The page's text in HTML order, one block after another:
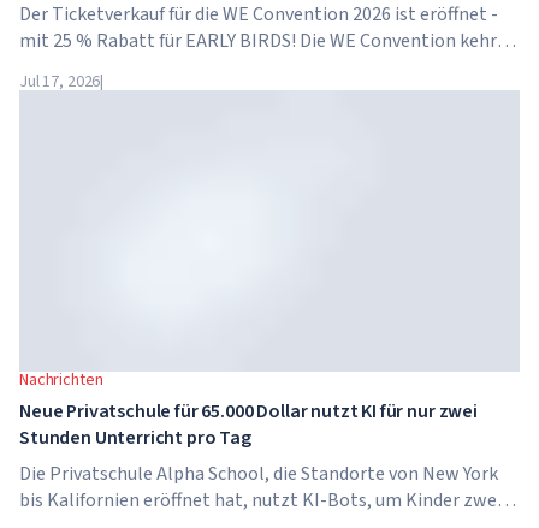
Der Ticketverkauf für die WE Convention 2026 ist eröffnet -
mit 25 % Rabatt für EARLY BIRDS! Die WE Convention kehrt
November 2026 findet das Forum im...
Jul 17, 2026|
Nachrichten
Neue Privatschule für 65.000 Dollar nutzt KI für nur zwei
Stunden Unterricht pro Tag
Die Privatschule Alpha School, die Standorte von New York
bis Kalifornien eröffnet hat, nutzt KI-Bots, um Kinder zwei